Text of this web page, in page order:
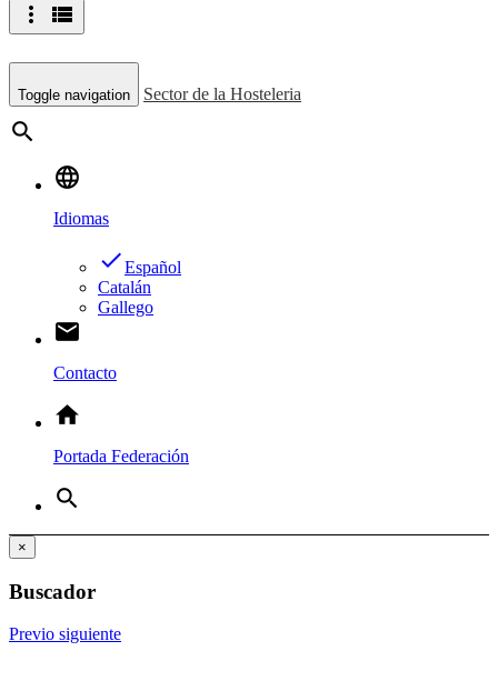
more_vert view_list
Toggle navigation Sector de la Hosteleria
search
language
Idiomas
doneEspañol
Catalán
Gallego
email
Contacto
home
Portada Federación
search
×
Buscador
Previo siguiente